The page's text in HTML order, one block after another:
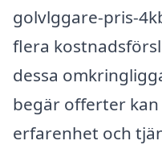
golvlggare-pris-
flera
dessa
begär offerter
erfarenhet och